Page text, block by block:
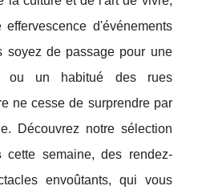
d'événements
soyez de passage pour une
ou un habitué des rues
ne cesse de surprendre par
Découvrez notre sélection
cette semaine, des rendez-
envoûtants, qui vous